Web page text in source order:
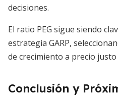
decisiones.
El ratio PEG sigue siendo
estrategia GARP,
de crecimiento a precio justo
Conclusión y